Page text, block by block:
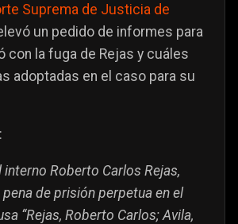
Suprema de Justicia de
un pedido de informes para
con la fuga de Rejas y cuáles
adoptadas en el caso para su
Roberto Carlos Rejas,
de prisión perpetua en el
“Rejas, Roberto Carlos; Avila,